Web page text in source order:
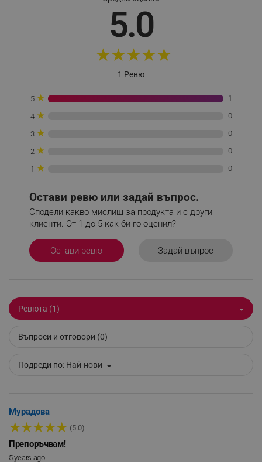
5.0
★★★★★
1 Ревю
5 ★ 1
4 ★ 0
3 ★ 0
2 ★ 0
1 ★ 0
Остави ревю или задай въпрос.
Сподели какво мислиш за продукта и с други
клиенти. От 1 до 5 как би го оценил?
Остави ревю Задай въпрос
Ревюта (1)
Въпроси и отговори (0)
Подреди по: Най-нови
Мурадова
★★★★★ (5.0)
Препоръчвам!
5 years ago
_sgf_push_permission_asked
_sgf_test_mode
.alleop.bg
_sgf_delayed_actions,
_sgf_delayed_campaigns
_sgf_npq .alleop.bg
_sgf_rq
Google Privacy Policy